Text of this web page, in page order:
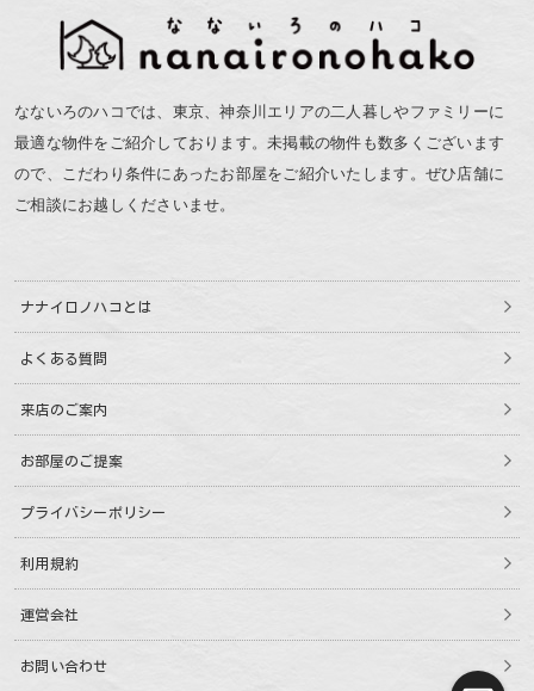
なないろのハコでは、東京、神奈川エリアの二人暮しやファミリーに
最適な物件をご紹介しております。未掲載の物件も数多くございます
ので、こだわり条件にあったお部屋をご紹介いたします。ぜひ店舗に
ご相談にお越しくださいませ。
ナナイロノハコとは
よくある質問
来店のご案内
お部屋のご提案
プライバシーポリシー
利用規約
運営会社
お問い合わせ